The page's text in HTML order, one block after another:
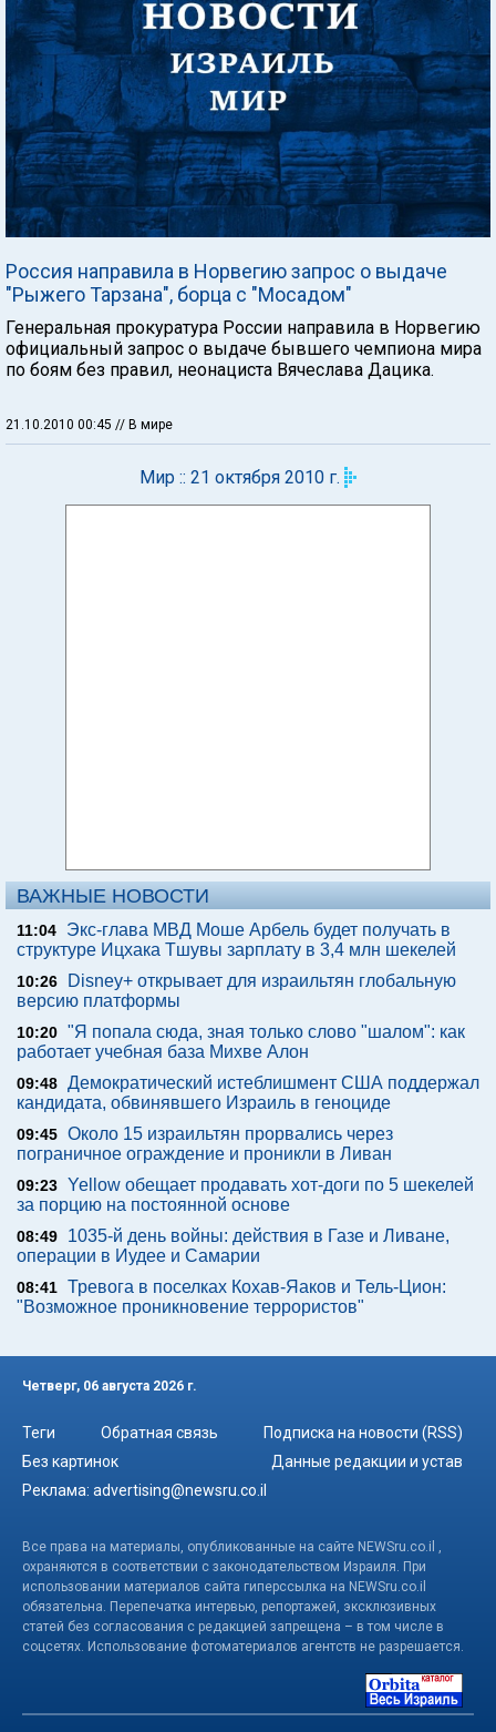
Россия направила в Норвегию запрос о выдаче
"Рыжего Тарзана", борца с "Мосадом"
Генеральная прокуратура России направила в Норвегию
официальный запрос о выдаче бывшего чемпиона мира
по боям без правил, неонациста Вячеслава Дацика.
21.10.2010 00:45 // В мире
Мир :: 21 октября 2010 г.
ВАЖНЫЕ НОВОСТИ
11:04
Экс-глава МВД Моше Арбель будет получать в
структуре Ицхака Тшувы зарплату в 3,4 млн шекелей
10:26
Disney+ открывает для израильтян глобальную
версию платформы
10:20 "Я попала сюда, зная только слово "шалом": как
работает учебная база Михве Алон
09:48 Демократический истеблишмент США поддержал
кандидата, обвинявшего Израиль в геноциде
09:45 Около 15 израильтян прорвались через
пограничное ограждение и проникли в Ливан
09:23 Yellow обещает продавать хот-доги по 5 шекелей
за порцию на постоянной основе
08:49
1035-й день войны: действия в Газе и Ливане,
операции в Иудее и Самарии
08:41 Тревога в поселках Кохав-Яаков и Тель-Цион:
"Возможное проникновение террористов"
Четверг, 06 августа 2026 г.
Теги Обратная связь
Подписка на новости (RSS)
Без картинок
Данные редакции и устав
Реклама: advertising@newsru.co.il
Все права на материалы, опубликованные на сайте NEWSru.co.il ,
охраняются в соответствии с законодательством Израиля. При
использовании материалов сайта гиперссылка на NEWSru.co.il
обязательна. Перепечатка интервью, репортажей, эксклюзивных
статей без согласования с редакцией запрещена – в том числе в
соцсетях. Использование фотоматериалов агентств не разрешается.